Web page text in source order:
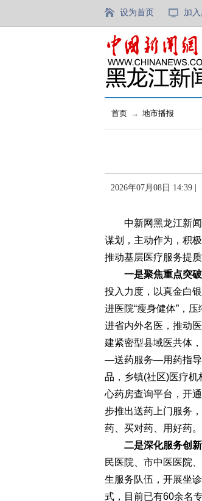
设为首页 加
首页 → 地市播报
2026年07月08日 14:39 |
中新网黑龙江新闻7
谋划，主动作为，积
推动基层医疗服务提质
一是聚焦重点突
投入力度，以真金白
进医院“瘦身健体”，
进省内外名医，推动
建紧密型县域医共体
—送药服务—用药指导
品，乡镇(社区)医疗
心药房查询平台，开
步推出送药上门服务
药、买对药、用好药。
二是深化服务创
民医院、市中医医院
生服务队伍，开展坐
式，目前已有60余名